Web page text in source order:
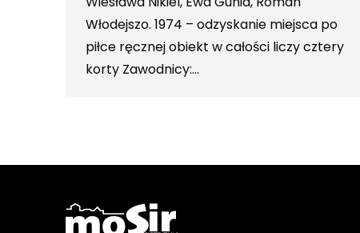
Włodejszo. 1974 – odzyskanie miejsca po
piłce ręcznej obiekt w całości liczy cztery
korty Zawodnicy:…